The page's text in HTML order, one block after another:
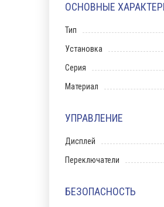
ОСНОВНЫЕ
Тип
Установка
Серия
Материал
УПРАВЛЕНИЕ
Дисплей
Переключатели
БЕЗОПАСНОСТЬ